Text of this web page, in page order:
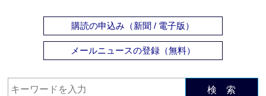
購読の申込み（新聞 / 電子版）
メールニュースの登録（無料）
検 索